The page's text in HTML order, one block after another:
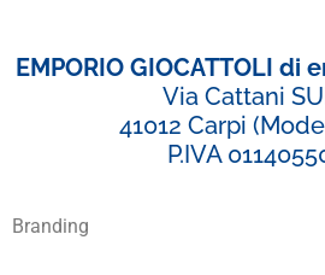
EMPORIO GIOCATTOLI di
Via Cattani
41012 Carpi
P.IVA
Branding